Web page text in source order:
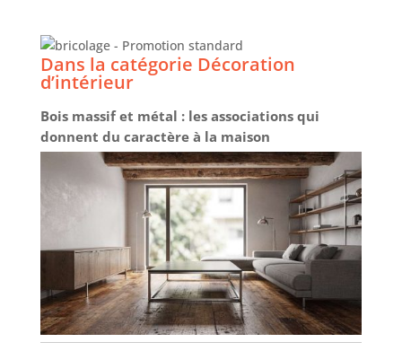
Dans la catégorie Décoration
d’intérieur
Bois massif et métal : les associations qui
donnent du caractère à la maison